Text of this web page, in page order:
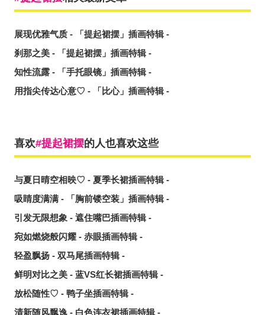
展现优雅气质 - 「提起裙摆」插画特辑 -
刹那之美 - 「提起裙摆」插画特辑 -
知性流露 - 「手托眼镜」插画特辑 -
用指尖传达心意♡ - 「比心」插画特辑 -
喜欢 提起裙摆的人也喜欢这些
与夏日晴空相映♡ - 夏季长裙插画特辑 -
吸睛度满满 - 「胸前镂空装」插画特辑 -
引发无限想象 - 遮住嘴巴插画特辑 -
宛如燃烧般闪耀 - 赤眼插画特辑 -
轻盈飘扬 - 双马尾插画特辑 -
鲜明对比之美 - 蓝VS红长裙插画特辑 -
放松随性♡ - 鸭子坐插画特辑 -
清新随风飘逸 - 白色连衣裙插画特辑 -